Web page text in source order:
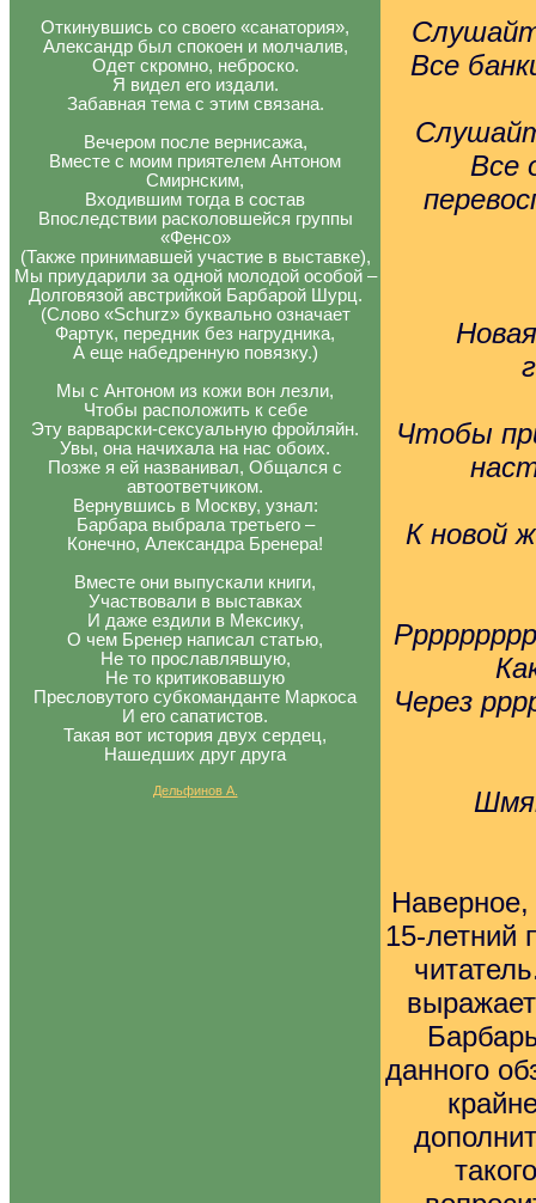
Откинувшись со своего «санатория»,
Александр был спокоен и молчалив,
Одет скромно, неброско.
Я видел его издали.
Забавная тема с этим связана.
Вечером после вернисажа,
Вместе с моим приятелем Антоном
Смирнским,
Входившим тогда в состав
Впоследствии расколовшейся группы
«Фенсо»
(Также принимавшей участие в выставке),
Мы приударили за одной молодой особой –
Долговязой австрийкой Барбарой Шурц.
(Слово «Schurz» буквально означает
Фартук, передник без нагрудника,
А еще набедренную повязку.)
Мы с Антоном из кожи вон лезли,
Чтобы расположить к себе
Эту варварски-сексуальную фройляйн.
Увы, она начихала на нас обоих.
Позже я ей названивал, Общался с
автоответчиком.
Вернувшись в Москву, узнал:
Барбара выбрала третьего –
Конечно, Александра Бренера!
Вместе они выпускали книги,
Участвовали в выставках
И даже ездили в Мексику,
О чем Бренер написал статью,
Не то прославлявшую,
Не то критиковавшую
Пресловутого субкоманданте Маркоса
И его сапатистов.
Такая вот история двух сердец,
Нашедших друг друга
Дельфинов А.
Все
Все
Чтобы
К новой
Через
15-летний
данного